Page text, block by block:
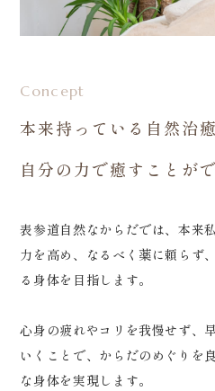
Concept
本来持っている自然治
自分の力で癒すことが
表参道自然なからだでは、本来
力を高め、なるべく薬に頼らず
る身体を目指します。
心身の疲れやコリを我慢せず、
いくことで、からだのめぐりを
な身体を実現します。